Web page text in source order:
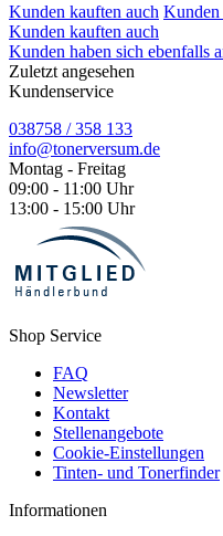
Kunden kauften auch Kunden
Kunden kauften auch
Kunden haben sich ebenfalls
Zuletzt angesehen
Kundenservice
038758 / 358 133
info@tonerversum.de
Montag - Freitag
09:00 - 11:00 Uhr
13:00 - 15:00 Uhr
Shop Service
FAQ
Newsletter
Kontakt
Stellenangebote
Cookie-Einstellungen
Tinten- und Tonerfinder
Informationen